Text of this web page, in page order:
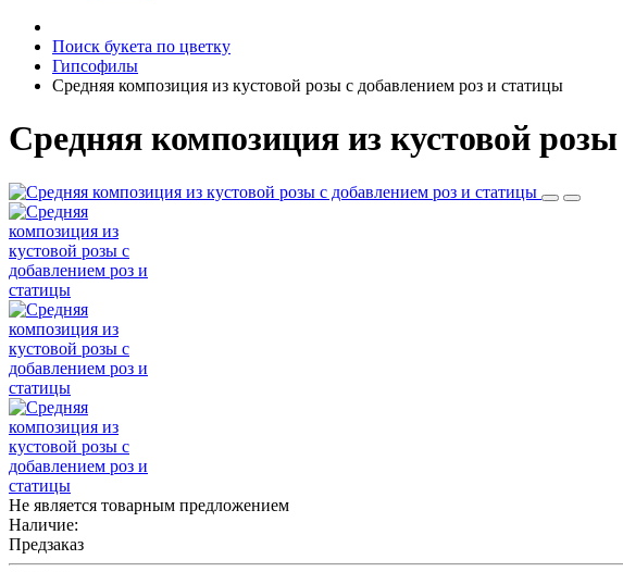
Поиск букета по цветку
Гипсофилы
Средняя композиция из кустовой розы c добавлением роз и статицы
Средняя композиция из кустовой
Не является товарным предложением
Наличие:
Предзаказ